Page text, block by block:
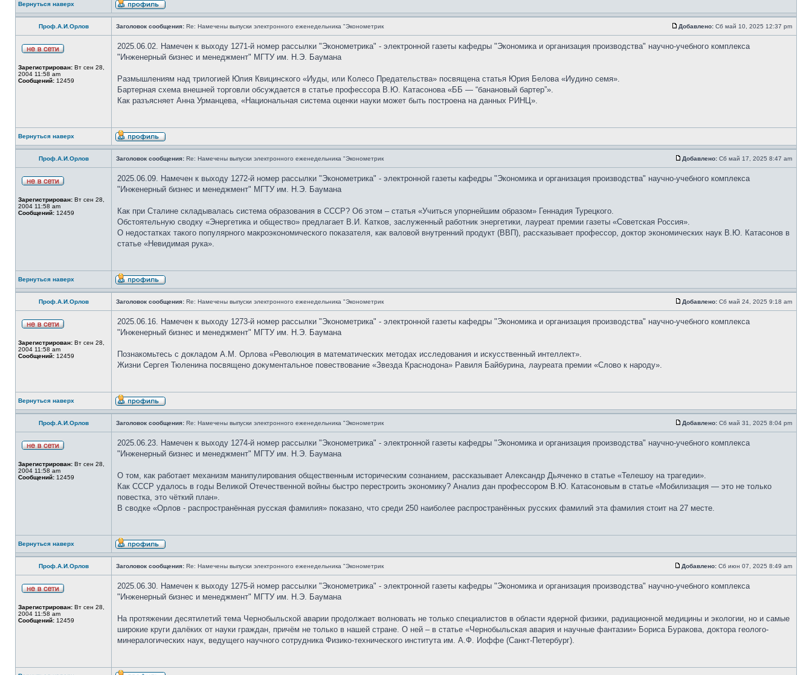
Вернуться наверх
Проф.А.И.Орлов Заголовок сообщения: Re: Намечены выпуски электронного еженедельника "Эконометрик Добавлено: Сб май 10, 2025 12:37 pm
Зарегистрирован: Вт сен 28,
2004 11:58 am
Сообщений: 12459
2025.06.02. Намечен к выходу 1271-й номер рассылки "Эконометрика" - электронной газеты кафедры "Экономика и организация производства" научно-учебного комплекса
"Инженерный бизнес и менеджмент" МГТУ им. Н.Э. Баумана
Размышлениям над трилогией Юлия Квицинского «Иуды, или Колесо Предательства» посвящена статья Юрия Белова «Иудино семя».
Бартерная схема внешней торговли обсуждается в статье профессора В.Ю. Катасонова «ББ — “банановый бартер”».
Как разъясняет Анна Урманцева, «Национальная система оценки науки может быть построена на данных РИНЦ».
Вернуться наверх
Проф.А.И.Орлов Заголовок сообщения: Re: Намечены выпуски электронного еженедельника "Эконометрик Добавлено: Сб май 17, 2025 8:47 am
Зарегистрирован: Вт сен 28,
2004 11:58 am
Сообщений: 12459
2025.06.09. Намечен к выходу 1272-й номер рассылки "Эконометрика" - электронной газеты кафедры "Экономика и организация производства" научно-учебного комплекса
"Инженерный бизнес и менеджмент" МГТУ им. Н.Э. Баумана
Как при Сталине складывалась система образования в СССР? Об этом – статья «Учиться упорнейшим образом» Геннадия Турецкого.
Обстоятельную сводку «Энергетика и общество» предлагает В.И. Катков, заслуженный работник энергетики, лауреат премии газеты «Советская Россия».
О недостатках такого популярного макроэкономического показателя, как валовой внутренний продукт (ВВП), рассказывает профессор, доктор экономических наук В.Ю. Катасонов в
статье «Невидимая рука».
Вернуться наверх
Проф.А.И.Орлов Заголовок сообщения: Re: Намечены выпуски электронного еженедельника "Эконометрик Добавлено: Сб май 24, 2025 9:18 am
Зарегистрирован: Вт сен 28,
2004 11:58 am
Сообщений: 12459
2025.06.16. Намечен к выходу 1273-й номер рассылки "Эконометрика" - электронной газеты кафедры "Экономика и организация производства" научно-учебного комплекса
"Инженерный бизнес и менеджмент" МГТУ им. Н.Э. Баумана
Познакомьтесь с докладом А.М. Орлова «Революция в математических методах исследования и искусственный интеллект».
Жизни Сергея Тюленина посвящено документальное повествование «Звезда Краснодона» Равиля Байбурина, лауреата премии «Слово к народу».
Вернуться наверх
Проф.А.И.Орлов Заголовок сообщения: Re: Намечены выпуски электронного еженедельника "Эконометрик Добавлено: Сб май 31, 2025 8:04 pm
Зарегистрирован: Вт сен 28,
2004 11:58 am
Сообщений: 12459
2025.06.23. Намечен к выходу 1274-й номер рассылки "Эконометрика" - электронной газеты кафедры "Экономика и организация производства" научно-учебного комплекса
"Инженерный бизнес и менеджмент" МГТУ им. Н.Э. Баумана
О том, как работает механизм манипулирования общественным историческим сознанием, рассказывает Александр Дьяченко в статье «Телешоу на трагедии».
Как СССР удалось в годы Великой Отечественной войны быстро перестроить экономику? Анализ дан профессором В.Ю. Катасоновым в статье «Мобилизация — это не только
повестка, это чёткий план».
В сводке «Орлов - распространённая русская фамилия» показано, что среди 250 наиболее распространённых русских фамилий эта фамилия стоит на 27 месте.
Вернуться наверх
Проф.А.И.Орлов Заголовок сообщения: Re: Намечены выпуски электронного еженедельника "Эконометрик Добавлено: Сб июн 07, 2025 8:49 am
Зарегистрирован: Вт сен 28,
2004 11:58 am
Сообщений: 12459
2025.06.30. Намечен к выходу 1275-й номер рассылки "Эконометрика" - электронной газеты кафедры "Экономика и организация производства" научно-учебного комплекса
"Инженерный бизнес и менеджмент" МГТУ им. Н.Э. Баумана
На протяжении десятилетий тема Чернобыльской аварии продолжает волновать не только специалистов в области ядерной физики, радиационной медицины и экологии, но и самые
широкие круги далёких от науки граждан, причём не только в нашей стране. О ней – в статье «Чернобыльская авария и научные фантазии» Бориса Буракова, доктора геолого-
минералогических наук, ведущего научного сотрудника Физико-технического института им. А.Ф. Иоффе (Санкт-Петербург).